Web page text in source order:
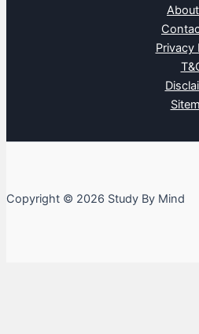
Privacy
Copyright © 2026 Study By Mind